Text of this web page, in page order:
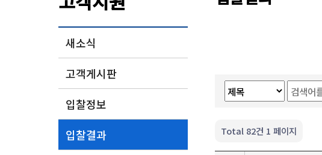
새소식
고객게시판
입찰정보
입찰결과
Total 82건 1 페이지